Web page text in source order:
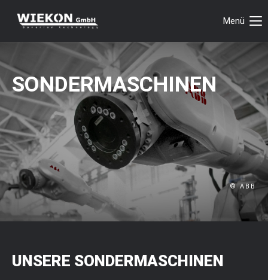
Login
Benutzername
Passwort
Anmelden
Register | Lost your password?
Support
Menü
SONDERMASCHINEN
© ABB
UNSERE SONDERMASCHINEN